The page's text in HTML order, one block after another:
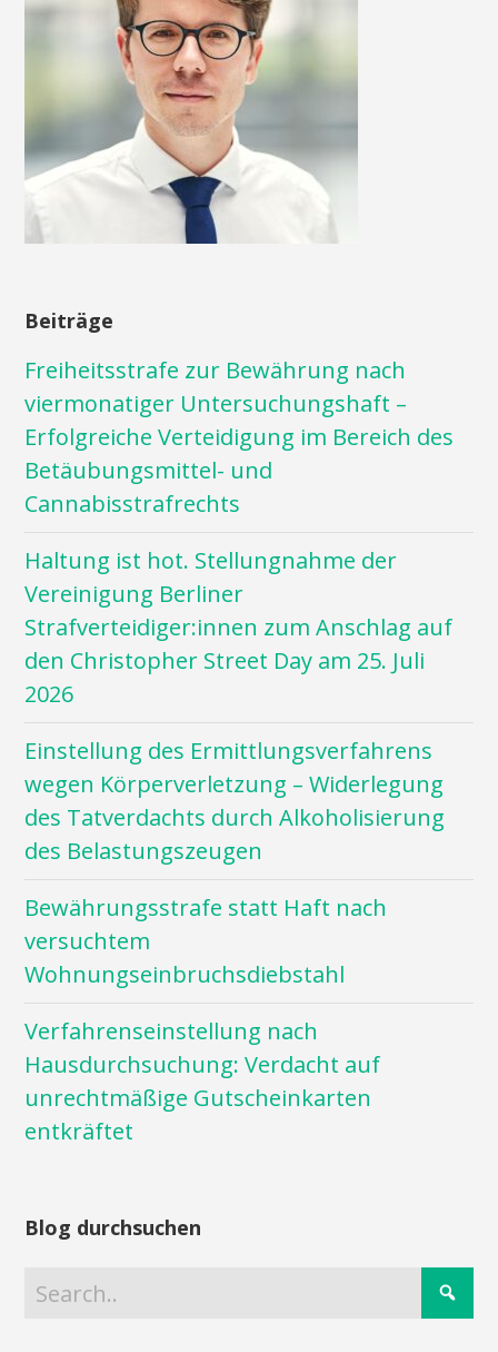
Beiträge
Freiheitsstrafe zur Bewährung nach
viermonatiger Untersuchungshaft –
Erfolgreiche Verteidigung im Bereich des
Betäubungsmittel- und
Cannabisstrafrechts
Haltung ist hot. Stellungnahme der
Vereinigung Berliner
Strafverteidiger:innen zum Anschlag auf
den Christopher Street Day am 25. Juli
2026
Einstellung des Ermittlungsverfahrens
wegen Körperverletzung – Widerlegung
des Tatverdachts durch Alkoholisierung
des Belastungszeugen
Bewährungsstrafe statt Haft nach
versuchtem
Wohnungseinbruchsdiebstahl
Verfahrenseinstellung nach
Hausdurchsuchung: Verdacht auf
unrechtmäßige Gutscheinkarten
entkräftet
Blog durchsuchen